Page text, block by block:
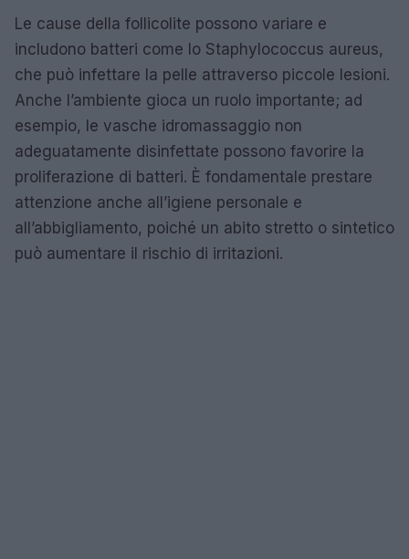
Le cause della follicolite possono variare e
includono batteri come lo Staphylococcus aureus,
che può infettare la pelle attraverso piccole lesioni.
Anche l’ambiente gioca un ruolo importante; ad
esempio, le vasche idromassaggio non
adeguatamente disinfettate possono favorire la
proliferazione di batteri. È fondamentale prestare
attenzione anche all’igiene personale e
all’abbigliamento, poiché un abito stretto o sintetico
può aumentare il rischio di irritazioni.